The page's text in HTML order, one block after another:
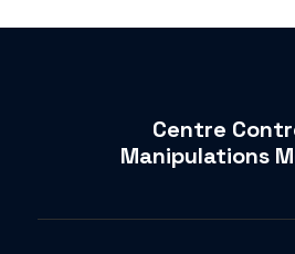
Centre
Manipulations